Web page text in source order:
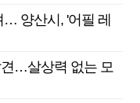
양산시, '어필 레
…살상력 없는 모